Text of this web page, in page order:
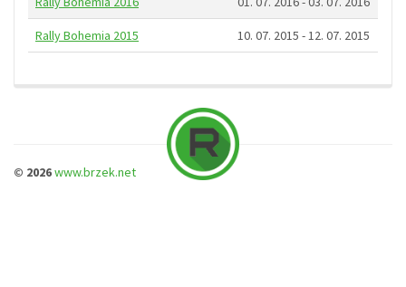
Rally Bohemia 2015 10. 07. 2015 - 12. 07. 2015
© 2026www.brzek.net